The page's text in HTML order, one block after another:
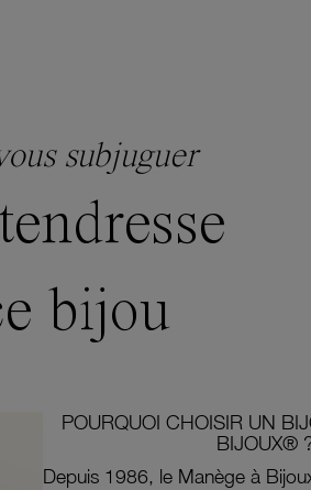
subjuguer
bijou
POURQUOI CHOISIR UN
BIJOUX®
Depuis 1986, le Manège à